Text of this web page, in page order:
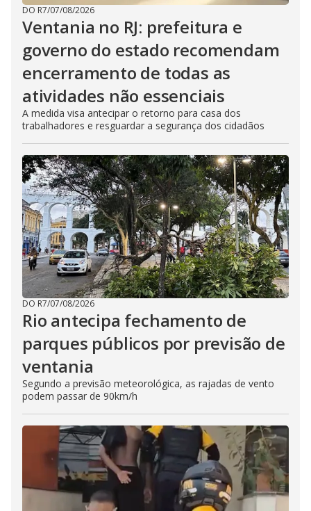
DO R7/07/08/2026
Ventania no RJ: prefeitura e
governo do estado recomendam
encerramento de todas as
atividades não essenciais
A medida visa antecipar o retorno para casa dos
trabalhadores e resguardar a segurança dos cidadãos
DO R7/07/08/2026
Rio antecipa fechamento de
parques públicos por previsão de
ventania
Segundo a previsão meteorológica, as rajadas de vento
podem passar de 90km/h